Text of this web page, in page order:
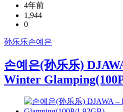
4年前
1,944
0
孙乐乐손예은
손예은(孙乐乐)
Winter